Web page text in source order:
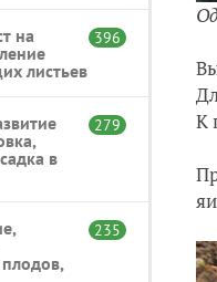
на
листьев
396
в
279
235
К